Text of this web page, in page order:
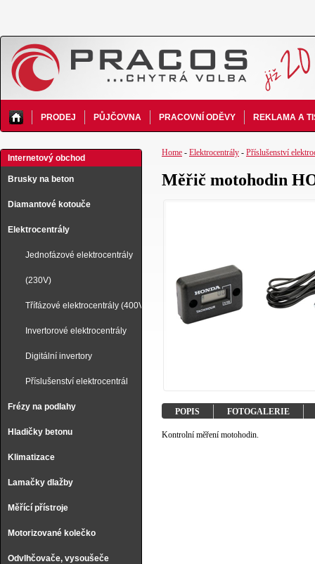
PRODEJ PŮJČOVNA PRACOVNÍ ODĚVY REKLAMA A
Internetový obchod
Brusky na beton
Diamantové kotouče
Elektrocentrály
Jednofázové elektrocentrály
(230V)
Třífázové elektrocentrály (400V)
Invertorové elektrocentrály
Digitální invertory
Příslušenství elektrocentrál
Frézy na podlahy
Hladičky betonu
Klimatizace
Lamačky dlažby
Měřící přístroje
Motorizované kolečko
Odvlhčovače, vysoušeče
Home - Elektrocentrály - Příslušenství
Měřič motohodin
POPIS FOTOGALERIE
Kontrolní měření motohodin.